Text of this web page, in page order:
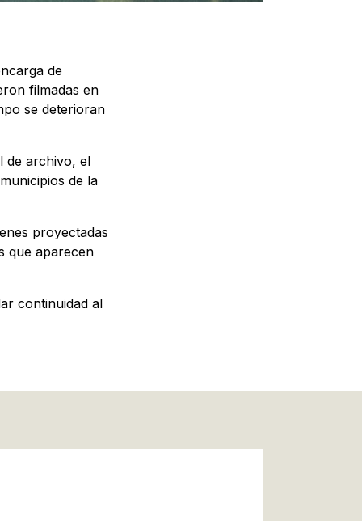
de
filmadas en
se deterioran
de archivo, el
de la
proyectadas
que aparecen
continuidad al